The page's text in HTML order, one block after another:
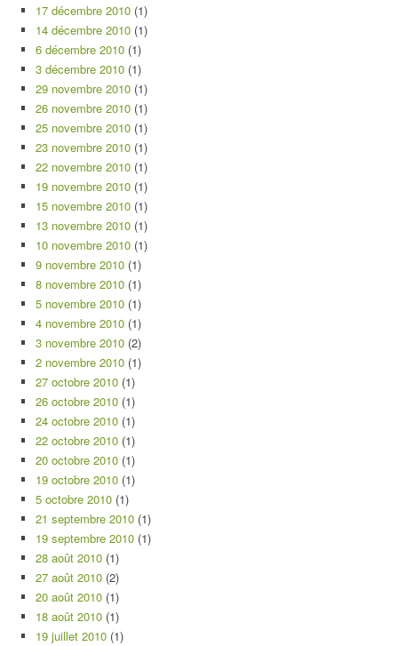
17 décembre 2010 (1)
14 décembre 2010 (1)
6 décembre 2010 (1)
3 décembre 2010 (1)
29 novembre 2010 (1)
26 novembre 2010 (1)
25 novembre 2010 (1)
23 novembre 2010 (1)
22 novembre 2010 (1)
19 novembre 2010 (1)
15 novembre 2010 (1)
13 novembre 2010 (1)
10 novembre 2010 (1)
9 novembre 2010 (1)
8 novembre 2010 (1)
5 novembre 2010 (1)
4 novembre 2010 (1)
3 novembre 2010 (2)
2 novembre 2010 (1)
27 octobre 2010 (1)
26 octobre 2010 (1)
24 octobre 2010 (1)
22 octobre 2010 (1)
20 octobre 2010 (1)
19 octobre 2010 (1)
5 octobre 2010 (1)
21 septembre 2010 (1)
19 septembre 2010 (1)
28 août 2010 (1)
27 août 2010 (2)
20 août 2010 (1)
18 août 2010 (1)
19 juillet 2010 (1)